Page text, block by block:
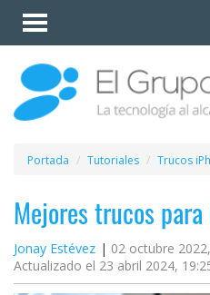
Invitado
Iniciar
sesión /
Registrarse
Esenciales
Móviles
Ofertas
Apps
Portada Tutoriales Trucos
Mejores trucos para
Jonay Estévez
02 octubre
Actualizado el 23 abril 2024,